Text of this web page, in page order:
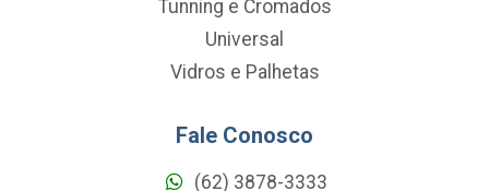
Tunning e Cromados
Universal
Vidros e Palhetas
Fale Conosco
(62) 3878-3333